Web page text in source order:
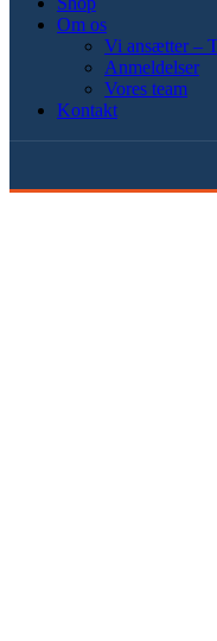
Om os
Vi ansætter –
Anmeldelser
Vores team
Kontakt